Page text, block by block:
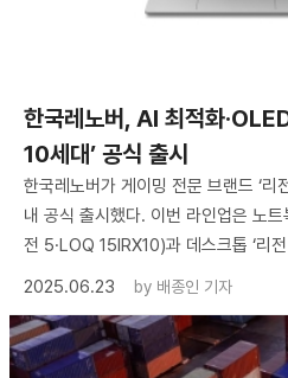
한국레노버, AI 최적화
10세대’ 공식 출시
한국레노버가 게이밍 전문 브랜드 ‘
내 공식 출시했다. 이번 라인업은 노
전 5·LOQ 15IRX10)과 데스크톱 ‘리
2025.06.23
by 배종인 기자